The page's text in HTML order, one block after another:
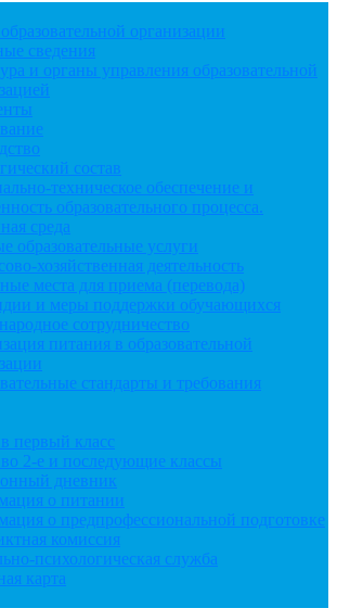
организации
сведения
и органы управления образовательной
состав
техническое обеспечение и
образовательного процесса.
среда
образовательные услуги
хозяйственная деятельность
места для приема (перевода)
и меры поддержки обучающихся
сотрудничество
питания в образовательной
стандарты и требования
первый класс
2-е и последующие классы
дневник
о питании
о предпрофессиональной подготовке
комиссия
психологическая служба
карта